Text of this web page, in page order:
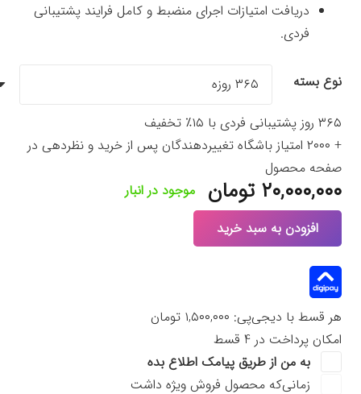
دریافت امتیازات اجرای منضبط و کامل فرایند پشتیبانی
فردی.
نوع بسته
۳۶۵ روز پشتیبانی فردی با ۱۵٪ تخفیف
+ ۲۰۰۰ امتیاز باشگاه تغییردهندگان پس از خرید و نظردهی در
صفحه محصول
۲۰,۰۰۰,۰۰۰ تومان
موجود در انبار
افزودن به سبد خرید
هر قسط با دیجی‌پی: ۱,۵۰۰,۰۰۰ تومان
امکان پرداخت در 4 قسط
به من از طریق پیامک اطلاع بده
زمانی‌که محصول فروش ویژه داشت